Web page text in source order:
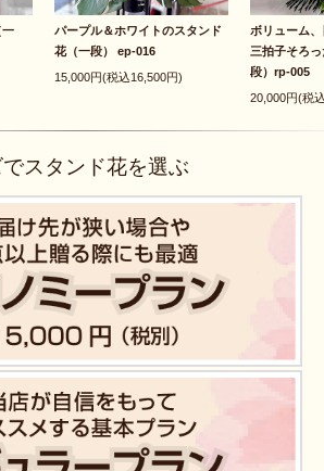
一
パープル＆ホワイトのスタンド
花（一段） ep-016
15,000円(税込16,500円)
ボリューム
三拍子そろ
段）rp-005
20,000円(税
スタンド花を選ぶ